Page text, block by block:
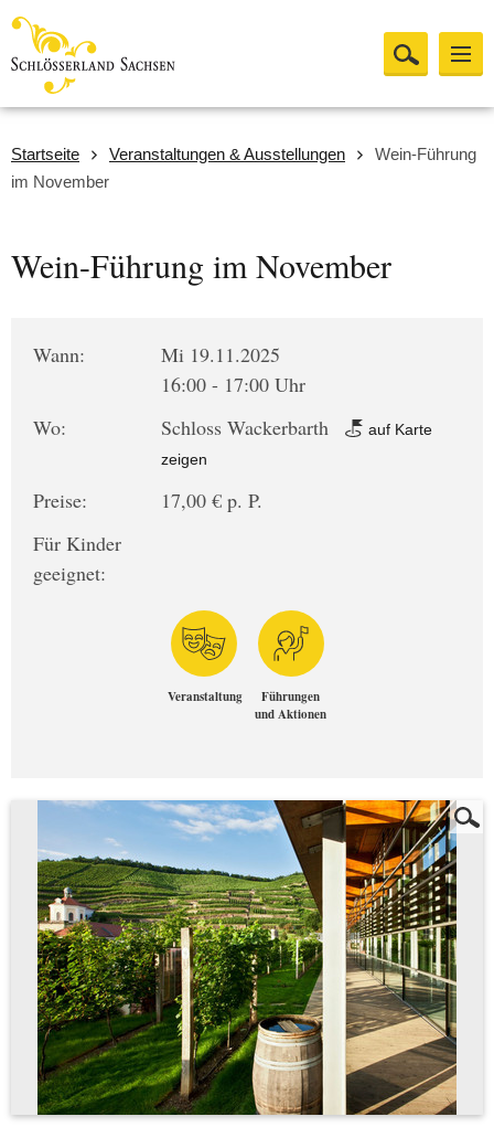
Startseite Veranstaltungen & Ausstellungen
Wein-Führung
im November
Wein-Führung im November
Wann:
Mi 19.11.2025
16:00 - 17:00 Uhr
Wo:
Schloss Wackerbarth
auf Karte
zeigen
Preise:
17,00 € p. P.
Für Kinder
geeignet:
Veranstaltung
Führungen
und Aktionen